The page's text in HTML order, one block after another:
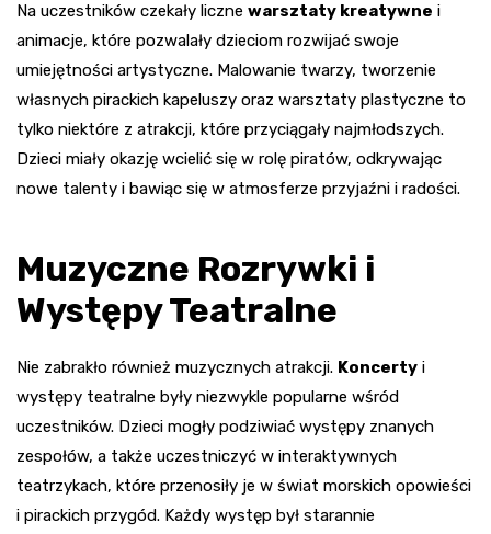
Na uczestników czekały liczne warsztaty kreatywne i
animacje, które pozwalały dzieciom rozwijać swoje
umiejętności artystyczne. Malowanie twarzy, tworzenie
własnych pirackich kapeluszy oraz warsztaty plastyczne to
tylko niektóre z atrakcji, które przyciągały najmłodszych.
Dzieci miały okazję wcielić się w rolę piratów, odkrywając
nowe talenty i bawiąc się w atmosferze przyjaźni i radości.
Muzyczne Rozrywki i
Występy Teatralne
Nie zabrakło również muzycznych atrakcji. Koncerty i
występy teatralne były niezwykle popularne wśród
uczestników. Dzieci mogły podziwiać występy znanych
zespołów, a także uczestniczyć w interaktywnych
teatrzykach, które przenosiły je w świat morskich opowieści
i pirackich przygód. Każdy występ był starannie